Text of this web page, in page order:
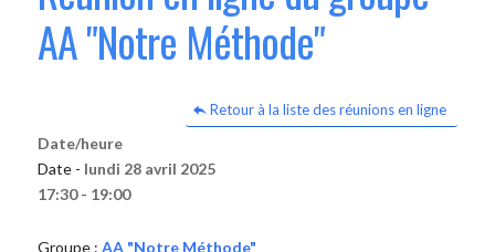
AA "Notre Méthode"
Retour à la liste des réunions en ligne
Date/heure
Date - lundi 28 avril 2025
17:30 - 19:00
Groupe : AA "Notre Méthode"